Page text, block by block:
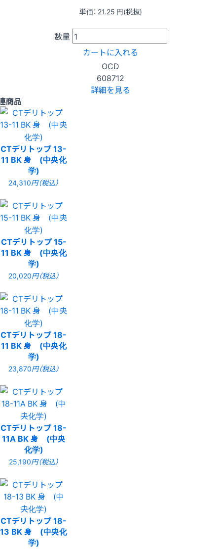
単価： 21.25 円(税抜)
数量
カートに入れる
OCD
608712
詳細を見る
商品
CTデリトップ 13-
11 BK 身 (中央化
学)
24,310円（税込）
CTデリトップ 15-
11 BK 身 (中央化
学)
20,020円（税込）
CTデリトップ 18-
11 BK 身 (中央化
学)
23,870円（税込）
CTデリトップ 18-
11A BK 身 (中央
化学)
25,190円（税込）
CTデリトップ 18-
13 BK 身 (中央化
学)